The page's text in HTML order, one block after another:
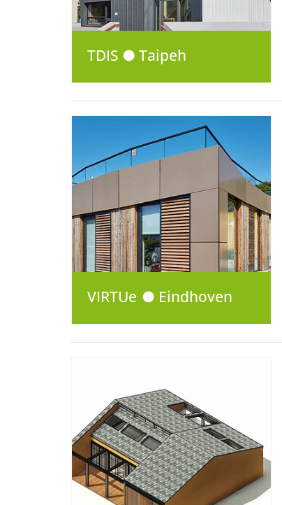
TDIS ● Taipeh
VIRTUe ● Eindhoven